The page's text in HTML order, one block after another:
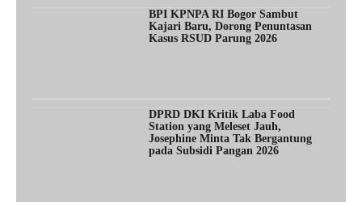
BPI KPNPA RI Bogor Sambut
Kajari Baru, Dorong Penuntasan
Kasus RSUD Parung 2026
DPRD DKI Kritik Laba Food
Station yang Meleset Jauh,
Josephine Minta Tak Bergantung
pada Subsidi Pangan 2026